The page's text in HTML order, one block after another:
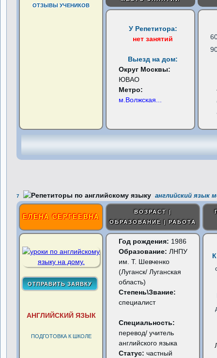
ОТЗЫВЫ УЧЕНИКОВ
У Репетитора:
нет занятий
Выезд на дом:
Округ Москвы:
ЮВАО
Метро:
м.Волжская
7 английский язык
ЕЛЕНА СЕРГЕЕВНА
ВОЗРАСТ |
ОБРАЗОВАНИЕ | РАБОТА
АНГЛИЙСКИЙ ЯЗЫК
ПОДГОТОВКА К ШКОЛЕ
Год рождения: 1986
Образование: ЛНПУ
им. Т. Шевченко
(Луганск/ Луганская
область)
Степень\Звание:
специалист
Специальность:
перевод/ учитель
английского языка
Статус:частный